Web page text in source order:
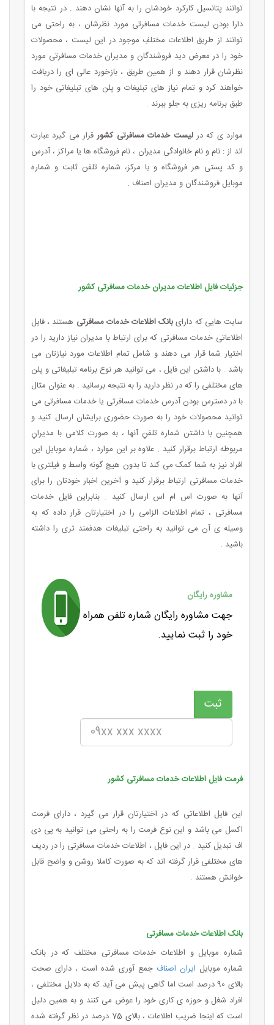
توانند پتانسیل کارکرد خودشان را به آنها نشان دهند . در نتیجه با
دارا بودن لیست خدمات مسافرتی مورد نظرشان ، به راحتی می
توانند از طریق اطلاعات مختلفِ موجود در این لیست ، محصولات
خود را در معرض دید فروشندگان و مدیران خدمات مسافرتی مورد
نظرشان قرار دهند و از همین طریق ، بازخورد عالی ای را دریافت
خواهند کرد و تمام نیاز های تبلیغات و پلن های تبلیغاتی خود را
طبق برنامه ریزی به جلو ببرند .
موارد ی که درلیست خدمات مسافرتی کشورقرار می گیرد عبارت
اند از : نام و نام خانوادگی مدیران ، نام فروشگاه ها یا مراکز ، آدرس
و کد پستی هر فروشگاه و یا مرکز، شماره تلفن ثابت و شماره
موبایل فروشندگان و مدیران اصناف .
جزئیات فایل اطلاعات مدیران خدمات مسافرتی کشور
سایت هایی که دارایبانک اطلاعات خدمات مسافرتی هستند ، فایل
اطلاعاتی خدمات مسافرتی که برای ارتباط با مدیران نیاز دارید را در
اختیار شما قرار می دهند و شامل تمام اطلاعات مورد نیازتان می
باشد . با داشتن این فایل ، می توانید هر نوع برنامه تبلیغاتی و پلن
های مختلفی را که در نظر دارید را به نتیجه برسانید . به عنوان مثال
با در دسترس بودن آدرس خدمات مسافرتی یا خدمات مسافرتی می
توانید محصولات خود را به صورت حضوری برایشان ارسال کنید و
همچنین با داشتن شماره تلفنِ آنها ، به صورت کلامی با مدیرانِ
مربوطه ارتباط برقرار کنید . علاوه بر این موارد ، شماره موبایل این
افراد نیز به شما کمک می کند تا بدون هیچ گونه واسط و فیلتری با
خدمات مسافرتی ارتباط برقرار کنید و آخرین اخبار خودتان را برای
آنها به صورت اس ام اس ارسال کنید . بنابراین فایل خدمات
مسافرتی ، تمام اطلاعات الزامی را در اختیارتان قرار داده که به
وسیله ی آن می توانید به راحتی تبلیغات هدفمند تری را داشته
باشید .
مشاوره رایگان
جهت مشاوره رایگان شماره تلفن همراه
خود را ثبت نمایید.
فرمت فایل اطلاعات خدمات مسافرتی کشور
این فایل اطلاعاتی که در اختیارتان قرار می گیرد ، دارای فرمت
اکسل می باشد و این نوع فرمت را به راحتی می توانید به پی دی
اف تبدیل کنید . در این فایل ، اطلاعات خدمات مسافرتی را در ردیف
های مختلفی قرار گرفته اند که به صورت کاملا روشن و واضح قابل
خوانش هستند .
بانک اطلاعات خدمات مسافرتی
شماره موبایل و اطلاعات خدمات مسافرتی مختلف که در بانک
شماره موبایل ایران اصناف جمع آوری شده است ، دارای صحت
بالای 90 درصد است اما گاهی پیش می آید که به دلایل مختلفی ،
افراد شغل و حوزه ی کاری خود را عوض می کنند و به همین دلیل
است که اینجا ضریب اطلاعات ، بالای 75 درصد در نظر گرفته شده